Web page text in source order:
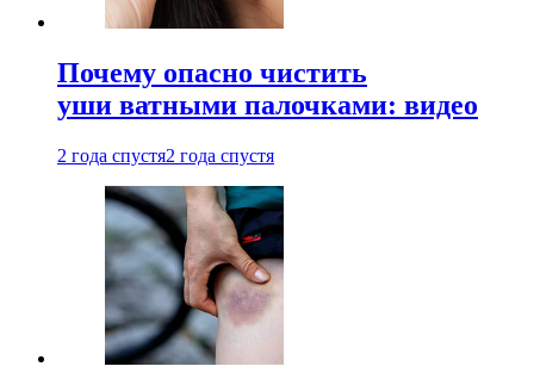
Почему опасно чистить
уши ватными палочками: видео
2 года спустя2 года спустя